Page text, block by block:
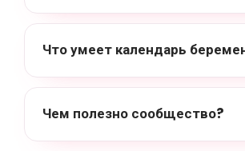
Что умеет календарь
Чем полезно сообщество?